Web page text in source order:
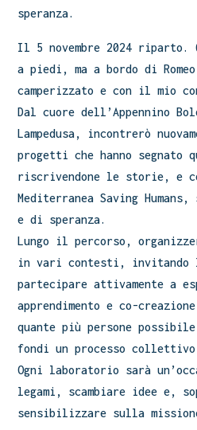
speranza.
Il 5 novembre 2024 riparto.
a piedi, ma a bordo di
camperizzato e con il mio
Dal cuore dell’Appennino
Lampedusa, incontrerò
progetti che hanno segnato
riscrivendone le storie, e
Mediterranea Saving
e di speranza.
Lungo il percorso,
in vari contesti, invitando
partecipare attivamente a
apprendimento e co-
quante più persone
fondi un processo
Ogni laboratorio sarà
legami, scambiare idee e,
sensibilizzare sulla